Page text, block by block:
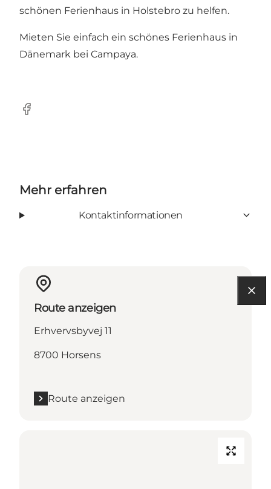
schönen Ferienhaus in Holstebro zu helfen.
Mieten Sie einfach ein schönes Ferienhaus in
Dänemark bei Campaya.
Facebook
Mehr erfahren
Kontaktinformationen
Route anzeigen
Erhvervsbyvej 11
8700 Horsens
Route anzeigen